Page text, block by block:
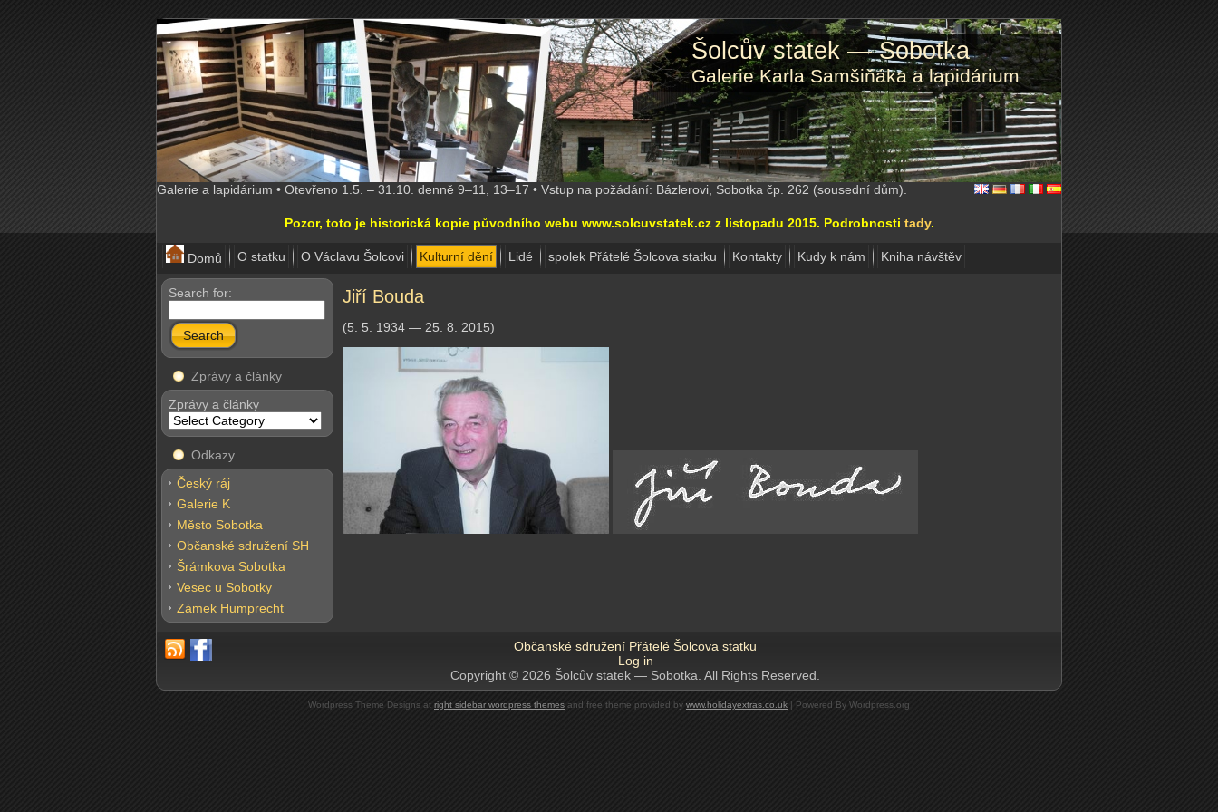
Šolcův statek — Sobotka
Galerie Karla Samšiňáka a lapidárium
Galerie a lapidárium • Otevřeno 1.5. – 31.10. denně 9–11, 13–17 • Vstup na požádání: Bázlerovi, Sobotka čp. 262 (sousední dům).
Pozor, toto je historická kopie původního webu www.solcuvstatek.cz z listopadu 2015. Podrobnosti tady.
Domů O statku O Václavu Šolcovi Kulturní dění Lidé spolek Přátelé Šolcova statku Kontakty Kudy k nám Kniha návštěv
Search for:
Search
Zprávy a články
Zprávy a články
Odkazy
Český ráj
Galerie K
Město Sobotka
Občanské sdružení SH
Šrámkova Sobotka
Vesec u Sobotky
Zámek Humprecht
Jiří Bouda
(5. 5. 1934 — 25. 8. 2015)
Občanské sdružení Přátelé Šolcova statku
Log in
Copyright © 2026 Šolcův statek — Sobotka. All Rights Reserved.
Wordpress Theme Designs at right sidebar wordpress themes and free theme provided by www.holidayextras.co.uk | Powered By Wordpress.org